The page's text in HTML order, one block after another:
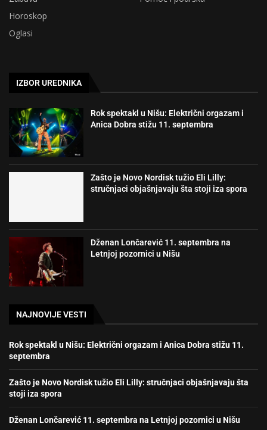
Horoskop
Oglasi
IZBOR UREDNIKA
Rok spektakl u Nišu: Električni orgazam i
Anica Dobra stižu 11. septembra
Zašto je Novo Nordisk tužio Eli Lilly:
stručnjaci objašnjavaju šta stoji iza spora
Dženan Lončarević 11. septembra na
Letnjoj pozornici u Nišu
NAJNOVIJE VESTI
Rok spektakl u Nišu: Električni orgazam i Anica Dobra stižu 11.
septembra
Zašto je Novo Nordisk tužio Eli Lilly: stručnjaci objašnjavaju šta
stoji iza spora
Dženan Lončarević 11. septembra na Letnjoj pozornici u Nišu